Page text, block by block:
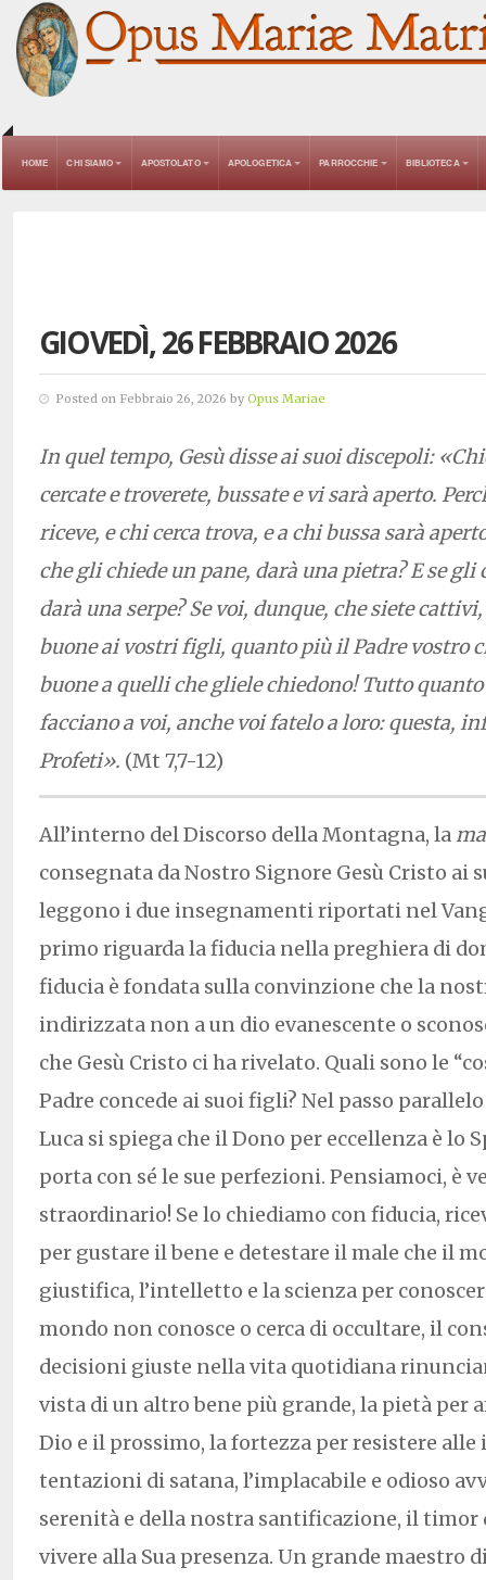
HOME CHI SIAMO APOSTOLATO APOLOGETICA PARROCCHIE BIBLIOTECA
GIOVEDÌ, 26 FEBBRAIO 2026
Posted on Febbraio 26, 2026 by Opus Mariae
In quel tempo, Gesù disse ai suoi discepoli:
cercate e troverete, bussate e vi sarà aperto.
riceve, e chi cerca trova, e a chi bussa sarà
che gli chiede un pane, darà una pietra? E se gli
darà una serpe? Se voi, dunque, che siete cattivi,
buone ai vostri figli, quanto più il Padre vostro
buone a quelli che gliele chiedono! Tutto
facciano a voi, anche voi fatelo a loro: questa,
Profeti». (Mt 7,7-12)
All’interno del Discorso della Montagna, la
consegnata da Nostro Signore Gesù Cristo ai
leggono i due insegnamenti riportati nel
primo riguarda la fiducia nella preghiera di
fiducia è fondata sulla convinzione che la
indirizzata non a un dio evanescente o
che Gesù Cristo ci ha rivelato. Quali sono le
Padre concede ai suoi figli? Nel passo
Luca si spiega che il Dono per eccellenza è lo
porta con sé le sue perfezioni. Pensiamoci, è
straordinario! Se lo chiediamo con fiducia,
per gustare il bene e detestare il male che il
giustifica, l’intelletto e la scienza per
mondo non conosce o cerca di occultare, il
decisioni giuste nella vita quotidiana
vista di un altro bene più grande, la pietà per
Dio e il prossimo, la fortezza per resistere
tentazioni di satana, l’implacabile e odioso
serenità e della nostra santificazione, il timor
vivere alla Sua presenza. Un grande maestro